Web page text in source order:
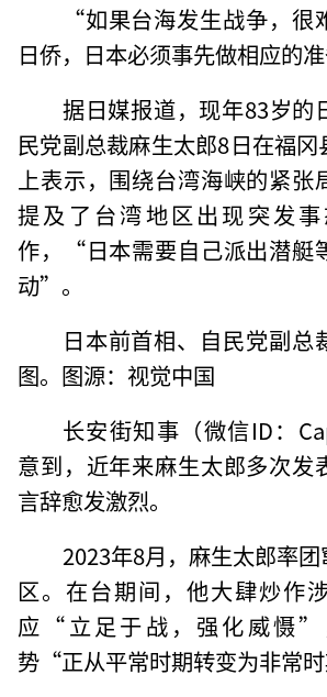
“如果台海发生战争，很
日侨，日本必须事先做相应的
据日媒报道，现年83岁的
民党副总裁麻生太郎8日在福
上表示，围绕台湾海峡的紧张
提及了台湾地区出现突发
作，“日本需要自己派出潜艇
动”。
日本前首相、自民党副总
图。图源：视觉中国
长安街知事（微信ID：
意到，近年来麻生太郎多次发
言辞愈发激烈。
2023年8月，麻生太郎率
区。在台期间，他大肆炒作
应“立足于战，强化威慑”
势“正从平常时期转变为非常时